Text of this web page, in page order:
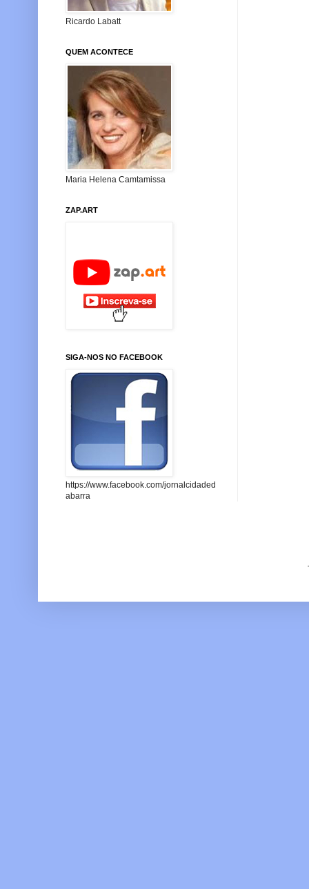
Ricardo Labatt
QUEM ACONTECE
Maria Helena Camtamissa
ZAP.ART
SIGA-NOS NO FACEBOOK
https://www.facebook.com/jornalcidaded
abarra